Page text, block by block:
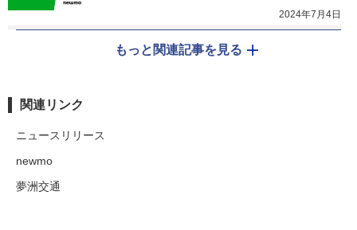
2024年7月4日
もっと関連記事を見る
関連リンク
ニュースリリース
newmo
夢洲交通